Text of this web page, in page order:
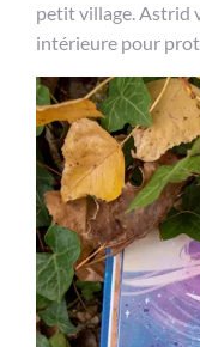
petit village. Astrid
intérieure pour